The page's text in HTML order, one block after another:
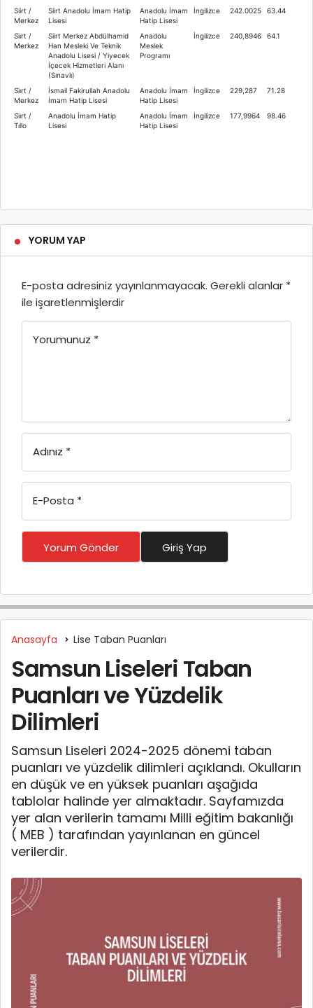
Siirt /
Merkez
Siirt Anadolu İmam Hatip
Lisesi
Anadolu İmam
Hatip Lisesi
İngilizce 242.0025 63.44
Si̇i̇rt /
Merkez
Siirt Merkez Abdülhamid
Han Mesleki Ve Teknik
Anadolu Lisesi / Yiyecek
İçecek Hizmetleri Alanı
(Sınavlı)
Anadolu
Meslek
Programı
İngilizce 240,8946 64.1
Si̇i̇rt /
Merkez
İsmail Fakirullah Anadolu
İmam Hatip Lisesi
Anadolu İmam
Hatip Lisesi
İngilizce 229,287 71.28
Si̇i̇rt /
Ti̇llo
Anadolu İmam Hatip
Lisesi
Anadolu İmam
Hatip Lisesi
İngilizce 177,9964 98.46
YORUM YAP
E-posta adresiniz yayınlanmayacak. Gerekli alanlar *
ile işaretlenmişlerdir
Yorumunuz *
Adınız *
E-Posta *
Yorum Gönder Giriş Yap
Anasayfa Lise Taban Puanları
Samsun Liseleri Taban
Puanları ve Yüzdelik
Dilimleri
Samsun Liseleri 2024-2025 dönemi taban
puanları ve yüzdelik dilimleri açıklandı. Okulların
en düşük ve en yüksek puanları aşağıda
tablolar halinde yer almaktadır. Sayfamızda
yer alan verilerin tamamı Milli eğitim bakanlığı
( MEB ) tarafından yayınlanan en güncel
verilerdir.